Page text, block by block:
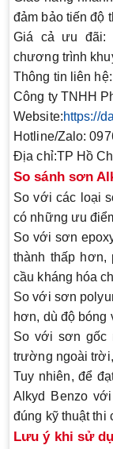
đảm bảo tiến độ
Giá cả ưu đãi:
chương trình
Thông tin liên hệ:
Công ty TNHH
Website:https://
Hotline/Zalo:
Địa chỉ:TP Hồ
So sánh sơn
So với các loại
có những ưu
So với sơn
thành thấp hơn,
cầu kháng hóa
So với sơn
hơn, dù độ bóng
So với sơn gốc
trường ngoài
Tuy nhiên, để
Alkyd Benzo
đúng kỹ thuật thi
Lưu ý khi sử